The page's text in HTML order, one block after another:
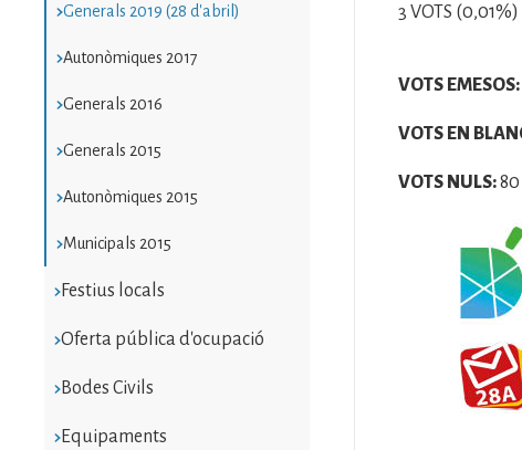
Generals 2019 (28 d'abril)
Autonòmiques 2017
Generals 2016
Generals 2015
Autonòmiques 2015
Municipals 2015
Festius locals
Oferta pública d'ocupació
Bodes Civils
Equipaments
3 VOTS (0,01%)
VOTS EMESOS:
VOTS EN
VOTS NULS:80